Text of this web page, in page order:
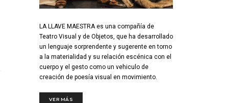
LA LLAVE MAESTRA es una compañía de
Teatro Visual y de Objetos, que ha desarrollado
un lenguaje sorprendente y sugerente en torno
a la materialidad y su relación escénica con el
cuerpo y el gesto como un vehiculo de
creación de poesía visual en movimiento.
VER MÁS